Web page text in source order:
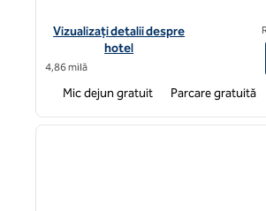
Vizualizați detaliile hotelului pentru
Vizualizați detalii despre
hotel
4,86 milă
Mic dejun gratuit Parcare gratuită
1 din 12